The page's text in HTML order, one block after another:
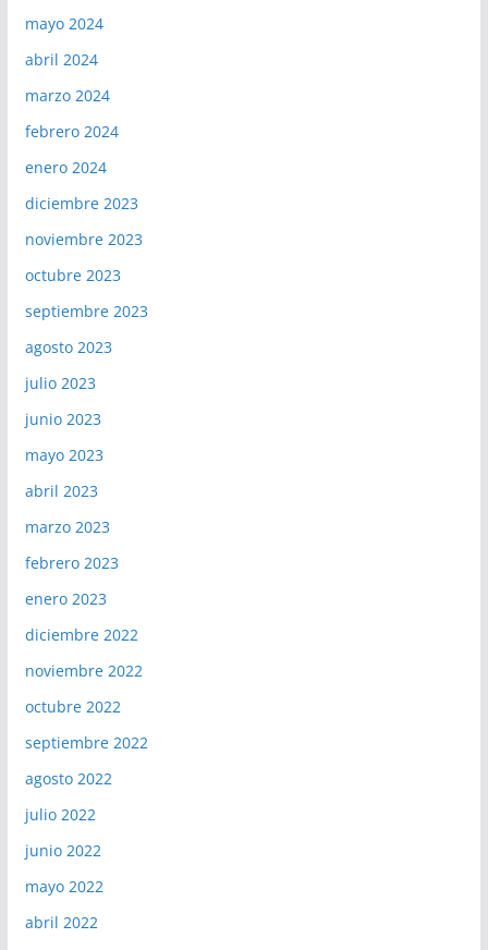
mayo 2024
abril 2024
marzo 2024
febrero 2024
enero 2024
diciembre 2023
noviembre 2023
octubre 2023
septiembre 2023
agosto 2023
julio 2023
junio 2023
mayo 2023
abril 2023
marzo 2023
febrero 2023
enero 2023
diciembre 2022
noviembre 2022
octubre 2022
septiembre 2022
agosto 2022
julio 2022
junio 2022
mayo 2022
abril 2022